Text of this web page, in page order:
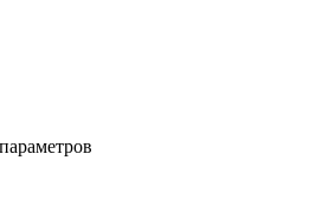
параметров